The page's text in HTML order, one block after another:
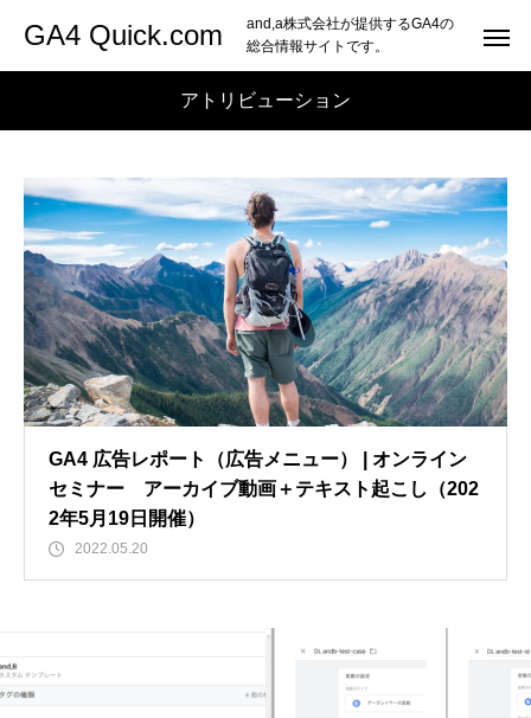
GA4 Quick.com
and,a株式会社が提供するGA4の
総合情報サイトです。
アトリビューション
GA4 広告レポート（広告メニュー） | オンライン
セミナー アーカイブ動画＋テキスト起こし（202
2年5月19日開催）
2022.05.20